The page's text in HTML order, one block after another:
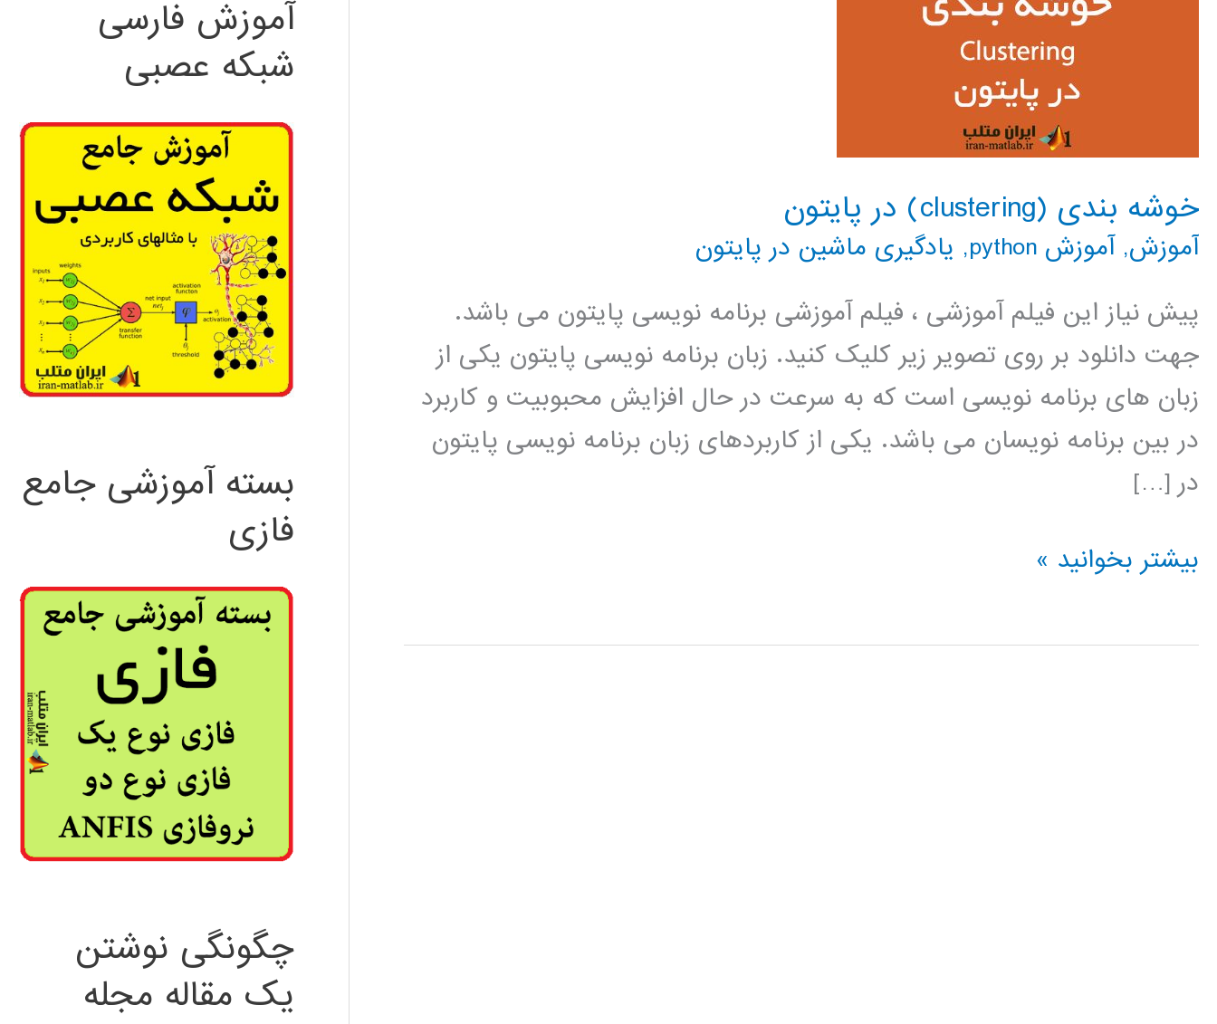
خوشه بندی (clustering) در پایتون
آموزش,آموزش python , یادگیری ماشین در پایتون
پیش نیاز این فیلم آموزشی ، فیلم آموزشی برنامه نویسی پایتون می باشد.
جهت دانلود بر روی تصویر زیر کلیک کنید. زبان برنامه نویسی پایتون یکی از
زبان های برنامه نویسی است که به سرعت در حال افزایش محبوبیت و کاربرد
در بین برنامه نویسان می باشد. یکی از کاربردهای زبان برنامه نویسی پایتون
در […]
خوشه
(clustering)
بیشتر بخوانید »
آموزش فارسی
شبکه عصبی
بسته آموزشی جامع
فازی
چگونگی نوشتن
یک مقاله مجله